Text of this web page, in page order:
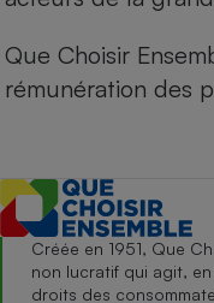
Que Choisir
rémunération des
Créée en 1951, Que
non lucratif qui agit,
droits des